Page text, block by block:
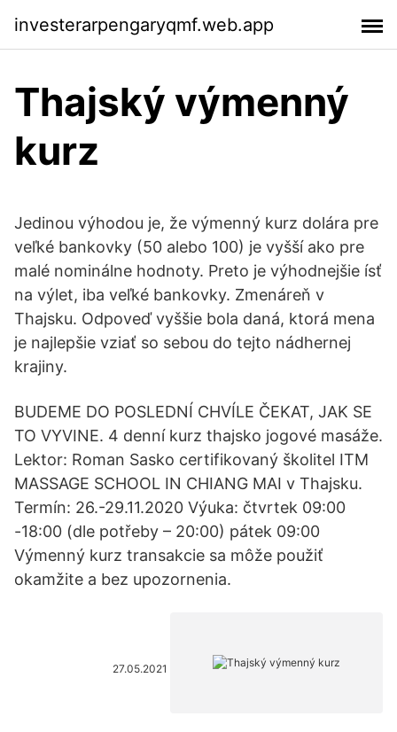
investerarpengaryqmf.web.app
Thajský výmenný
kurz
Jedinou výhodou je, že výmenný kurz dolára pre
veľké bankovky (50 alebo 100) je vyšší ako pre
malé nominálne hodnoty. Preto je výhodnejšie ísť
na výlet, iba veľké bankovky. Zmenáreň v
Thajsku. Odpoveď vyššie bola daná, ktorá mena
je najlepšie vziať so sebou do tejto nádhernej
krajiny.
BUDEME DO POSLEDNÍ CHVÍLE ČEKAT, JAK SE
TO VYVINE. 4 denní kurz thajsko jogové masáže.
Lektor: Roman Sasko certifikovaný školitel ITM
MASSAGE SCHOOL IN CHIANG MAI v Thajsku.
Termín: 26.-29.11.2020 Výuka: čtvrtek 09:00
-18:00 (dle potřeby – 20:00) pátek 09:00
Výmenný kurz transakcie sa môže použiť
okamžite a bez upozornenia.
27.05.2021